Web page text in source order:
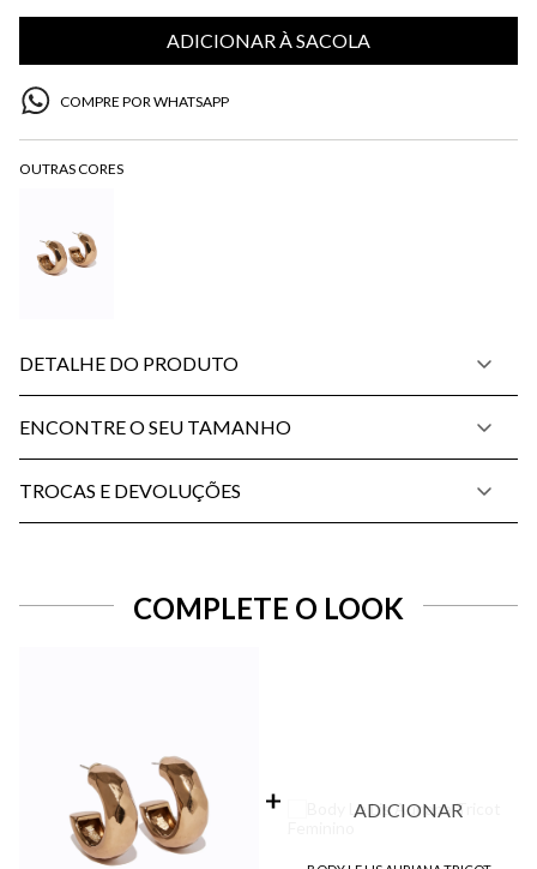
ADICIONAR À SACOLA
COMPRE POR WHATSAPP
DETALHE DO PRODUTO
ENCONTRE O SEU TAMANHO
TROCAS E DEVOLUÇÕES
COMPLETE O LOOK
ADICIONAR